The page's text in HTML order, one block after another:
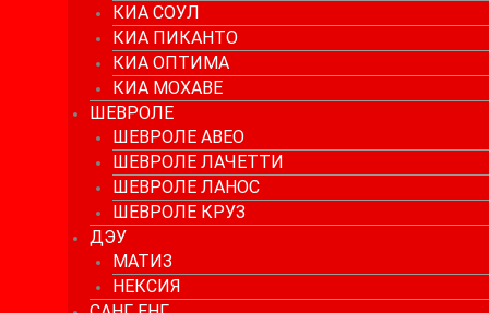
КИА СОУЛ
КИА ПИКАНТО
КИА ОПТИМА
КИА МОХАВЕ
ШЕВРОЛЕ
ШЕВРОЛЕ АВЕО
ШЕВРОЛЕ ЛАЧЕТТИ
ШЕВРОЛЕ ЛАНОС
ШЕВРОЛЕ КРУЗ
ДЭУ
МАТИЗ
НЕКСИЯ